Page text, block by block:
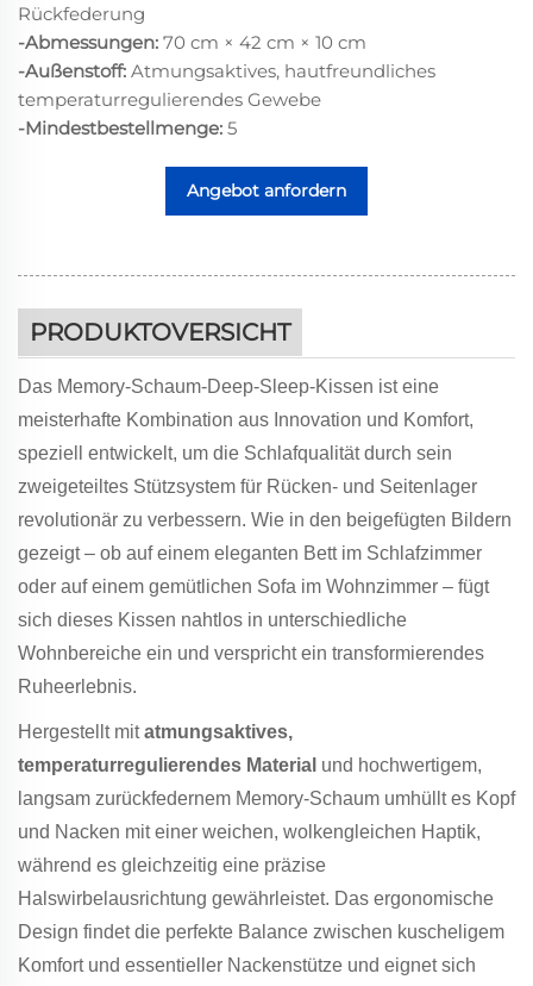
Rückfederung
-Abmessungen: 70 cm × 42 cm × 10 cm
-Außenstoff: Atmungsaktives, hautfreundliches
temperaturregulierendes Gewebe
-Mindestbestellmenge: 5
Angebot anfordern
PRODUKTOVERSICHT
Das Memory-Schaum-Deep-Sleep-Kissen ist eine
meisterhafte Kombination aus Innovation und Komfort,
speziell entwickelt, um die Schlafqualität durch sein
zweigeteiltes Stützsystem für Rücken- und Seitenlager
revolutionär zu verbessern. Wie in den beigefügten Bildern
gezeigt – ob auf einem eleganten Bett im Schlafzimmer
oder auf einem gemütlichen Sofa im Wohnzimmer – fügt
sich dieses Kissen nahtlos in unterschiedliche
Wohnbereiche ein und verspricht ein transformierendes
Ruheerlebnis.
Hergestellt mitatmungsaktives,
temperaturregulierendes Material und hochwertigem,
langsam zurückfedernem Memory-Schaum umhüllt es Kopf
und Nacken mit einer weichen, wolkengleichen Haptik,
während es gleichzeitig eine präzise
Halswirbelausrichtung gewährleistet. Das ergonomische
Design findet die perfekte Balance zwischen kuscheligem
Komfort und essentieller Nackenstütze und eignet sich